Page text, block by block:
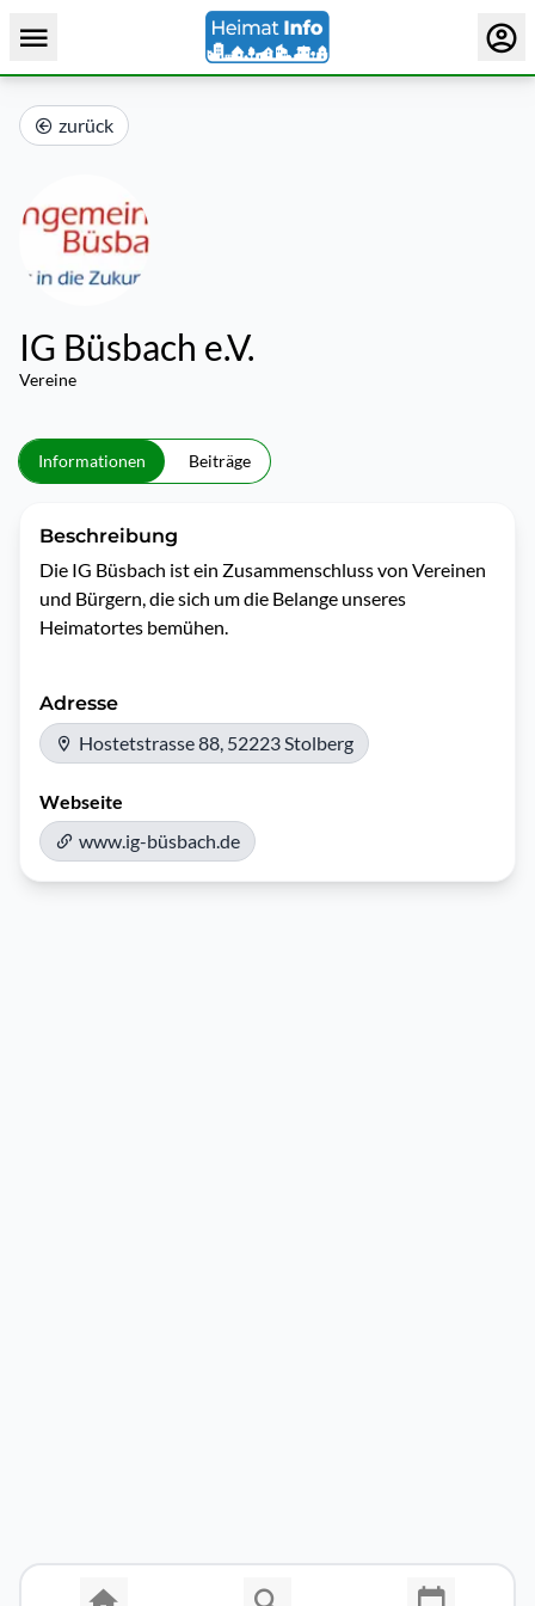
zurück
IG Büsbach e.V.
Vereine
Informationen Beiträge
Beschreibung
Die IG Büsbach ist ein Zusammenschluss von Vereinen
und Bürgern, die sich um die Belange unseres
Heimatortes bemühen.
Adresse
Hostetstrasse 88, 52223 Stolberg
Webseite
www.ig-büsbach.de